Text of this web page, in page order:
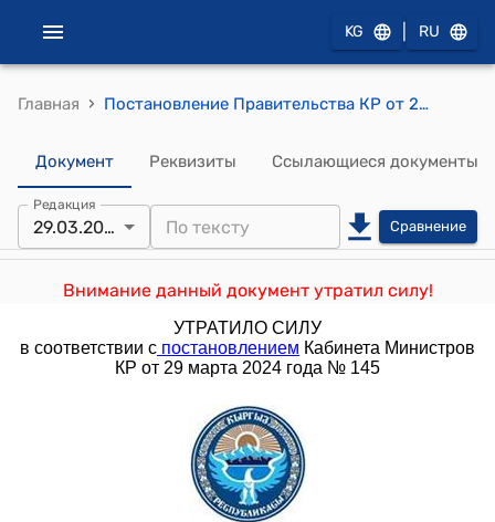
KG RU
Главная › Постановление Правительства КР от 20 марта 2018 года № 145 "О внесении изменений в постановление Правительства Кыргызской Республики "Об утверждении Положения о порядке формирования и функционирования резерва кадров дипломатической службы Кыргызской Республики" от 4 декабря 2013 года № 654"
Документ Реквизиты Ссылающиеся документы
Редакция
29.03.2024 Сравнение
Внимание данный документ утратил силу!